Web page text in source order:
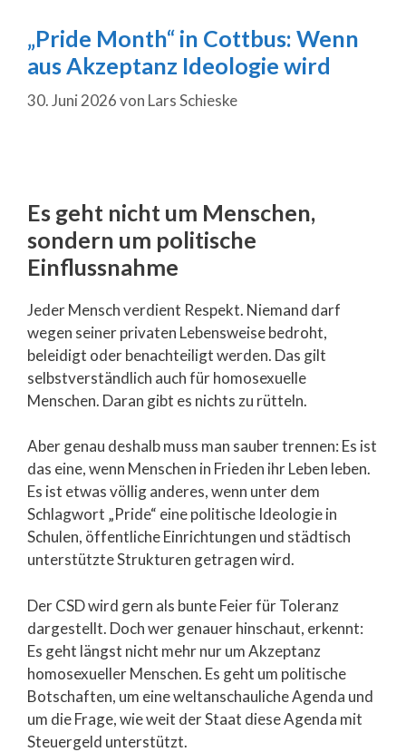
„Pride Month“ in Cottbus: Wenn
aus Akzeptanz Ideologie wird
30. Juni 2026von Lars Schieske
Es geht nicht um Menschen,
sondern um politische
Einflussnahme
Jeder Mensch verdient Respekt. Niemand darf
wegen seiner privaten Lebensweise bedroht,
beleidigt oder benachteiligt werden. Das gilt
selbstverständlich auch für homosexuelle
Menschen. Daran gibt es nichts zu rütteln.
Aber genau deshalb muss man sauber trennen: Es ist
das eine, wenn Menschen in Frieden ihr Leben leben.
Es ist etwas völlig anderes, wenn unter dem
Schlagwort „Pride“ eine politische Ideologie in
Schulen, öffentliche Einrichtungen und städtisch
unterstützte Strukturen getragen wird.
Der CSD wird gern als bunte Feier für Toleranz
dargestellt. Doch wer genauer hinschaut, erkennt:
Es geht längst nicht mehr nur um Akzeptanz
homosexueller Menschen. Es geht um politische
Botschaften, um eine weltanschauliche Agenda und
um die Frage, wie weit der Staat diese Agenda mit
Steuergeld unterstützt.